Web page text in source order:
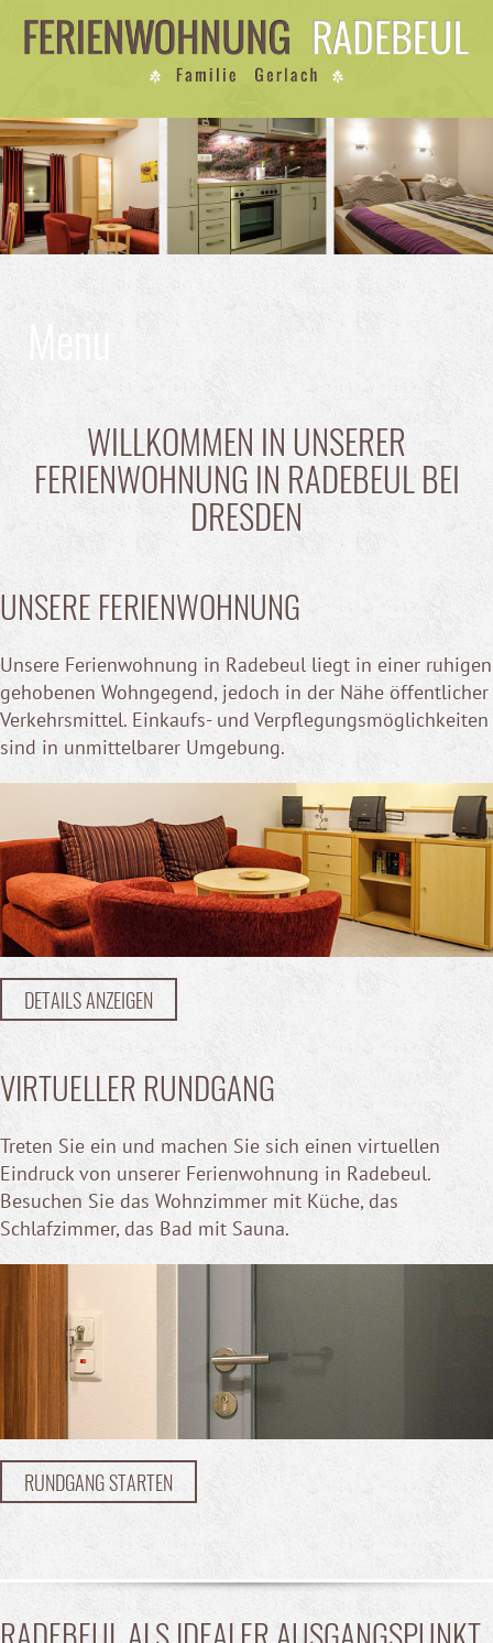
Menu
WILLKOMMEN IN UNSERER
FERIENWOHNUNG IN RADEBEUL BEI
DRESDEN
UNSERE FERIENWOHNUNG
Unsere Ferienwohnung in Radebeul liegt in einer ruhigen
gehobenen Wohngegend, jedoch in der Nähe öffentlicher
Verkehrsmittel. Einkaufs- und Verpflegungsmöglichkeiten
sind in unmittelbarer Umgebung.
DETAILS ANZEIGEN
VIRTUELLER RUNDGANG
Treten Sie ein und machen Sie sich einen virtuellen
Eindruck von unserer Ferienwohnung in Radebeul.
Besuchen Sie das Wohnzimmer mit Küche, das
Schlafzimmer, das Bad mit Sauna.
RUNDGANG STARTEN